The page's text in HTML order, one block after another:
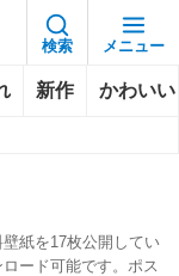
検索 メニュー
新作 かわいい
紙を17枚公開してい
ード可能です。ポス